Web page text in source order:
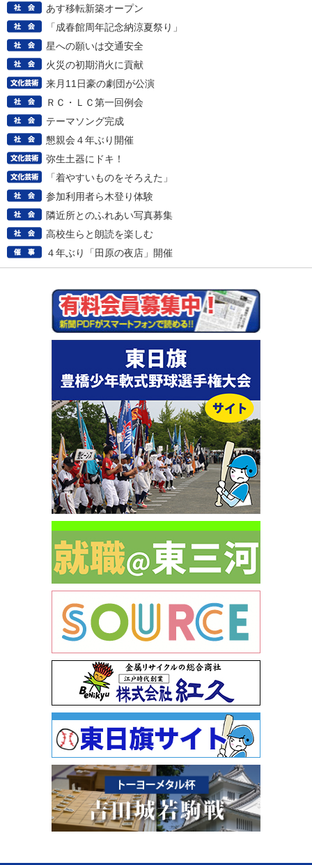
あす移転新築オープン
「成春館周年記念納涼夏祭り」
星への願いは交通安全
火災の初期消火に貢献
来月11日豪の劇団が公演
ＲＣ・ＬＣ第一回例会
テーマソング完成
懇親会４年ぶり開催
弥生土器にドキ！
「着やすいものをそろえた」
参加利用者ら木登り体験
隣近所とのふれあい写真募集
高校生らと朗読を楽しむ
４年ぶり「田原の夜店」開催